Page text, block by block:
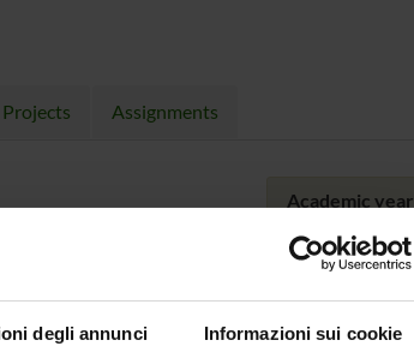
degli annunci Informazioni sui cookie
Projects Assignments
Academic year